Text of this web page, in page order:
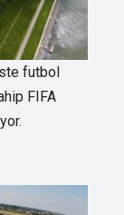
futbol
FIFA